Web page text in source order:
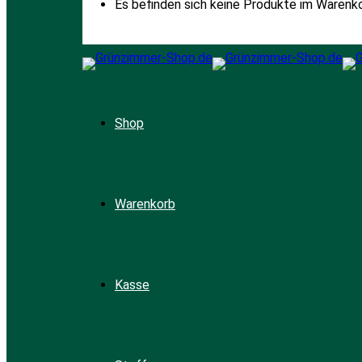
Es befinden sich keine Produkte im
Shop
Warenkorb
Kasse